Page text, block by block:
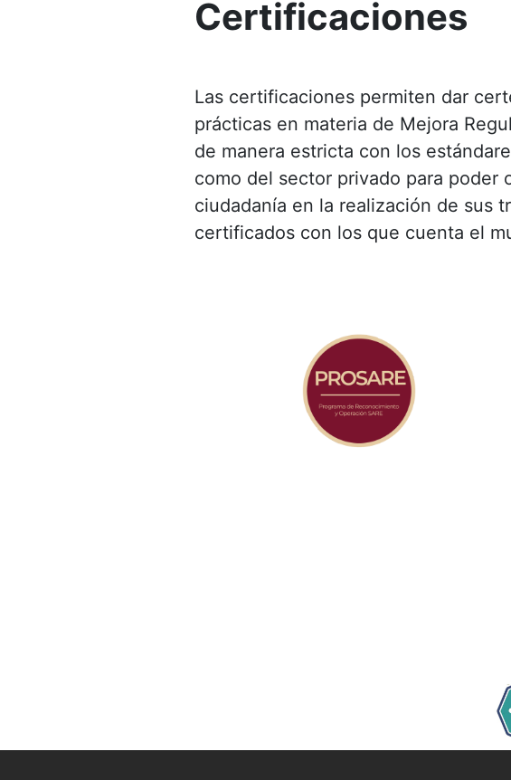
Certificaciones
Las certificaciones permiten dar
prácticas en materia de Mejora
de manera estricta con los
como del sector privado para poder
ciudadanía en la realización de sus
certificados con los que cuenta el